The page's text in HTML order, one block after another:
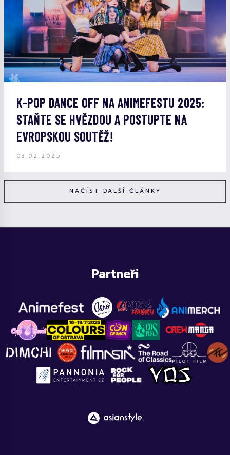
K-POP DANCE OFF NA ANIMEFESTU 2025:
STAŇTE SE HVĚZDOU A POSTUPTE NA
EVROPSKOU SOUTĚŽ!
03.02.2025
NAČÍST DALŠÍ ČLÁNKY
Partneři